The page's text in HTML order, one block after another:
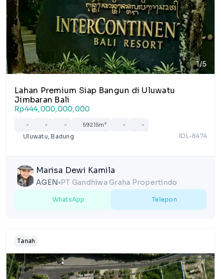
1/5
Lahan Premium Siap Bangun di Uluwatu
Jimbaran Bali
Rp444,000,000,000
- - - 59215m² - -
Uluwatu, Badung IDL-8474
Marisa Dewi Kamila
AGEN lens PT Gandhiwa Graha Propertindo
WhatsApp Telepon
Tanah